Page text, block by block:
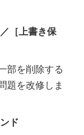
［上書き保
部を削除する
題を改修しま
ド